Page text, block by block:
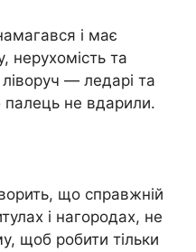
і має
нерухомість та
— ледарі та
палець не вдарили.
що справжній
і нагородах, не
щоб робити тільки